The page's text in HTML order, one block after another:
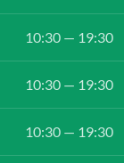
10:30 — 19:30
10:30 — 19:30
10:30 — 19:30